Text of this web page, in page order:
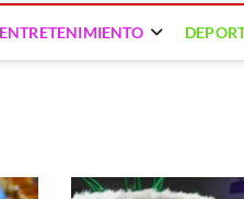
ENTRETENIMIENTO